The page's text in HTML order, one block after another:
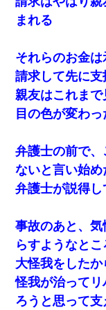
まれる
それらのお金
請求して先に
親友はこれま
目の色が変わっ
弁護士の前で
ないと言い始め
弁護士が説得
事故のあと、
らすようなとこ
大怪我をした
怪我が治って
ろうと思って支